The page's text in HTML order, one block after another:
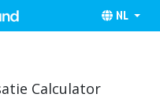
NL
Calculator